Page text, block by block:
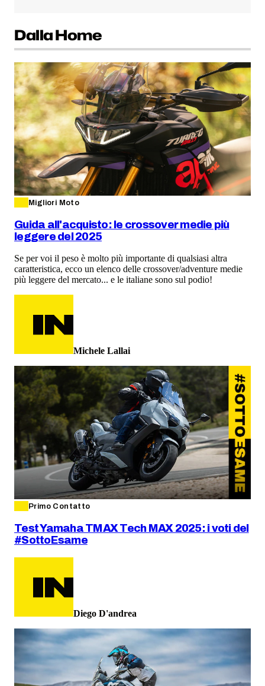
Dalla Home
Migliori Moto
Guida all'acquisto: le crossover medie più
leggere del 2025
Se per voi il peso è molto più importante di qualsiasi altra
caratteristica, ecco un elenco delle crossover/adventure medie
più leggere del mercato... e le italiane sono sul podio!
Michele Lallai
Primo Contatto
Test Yamaha TMAX Tech MAX 2025: i voti del
#SottoEsame
Diego D'andrea